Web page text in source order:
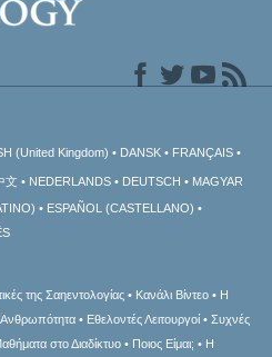
(United Kingdom) DANSK FRANÇAIS
文 NEDERLANDS DEUTSCH
MAGYAR
ESPAÑOL (CASTELLANO)
της Σαηεντολογίας Κανάλι Βίντεο
Η
Εθελοντές Λειτουργοί
Συχνές
στο Διαδίκτυο Ποιος Είμαι;
Η